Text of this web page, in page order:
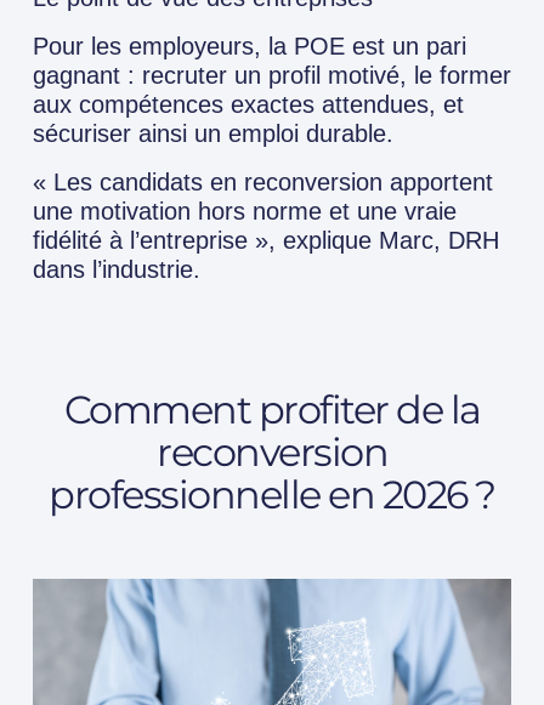
Pour les employeurs, la POE est un pari
gagnant : recruter un profil motivé, le former
aux compétences exactes attendues, et
sécuriser ainsi un emploi durable.
« Les candidats en reconversion apportent
une motivation hors norme et une vraie
fidélité à l’entreprise », explique Marc, DRH
dans l’industrie.
Comment profiter de la
reconversion
professionnelle en 2026 ?